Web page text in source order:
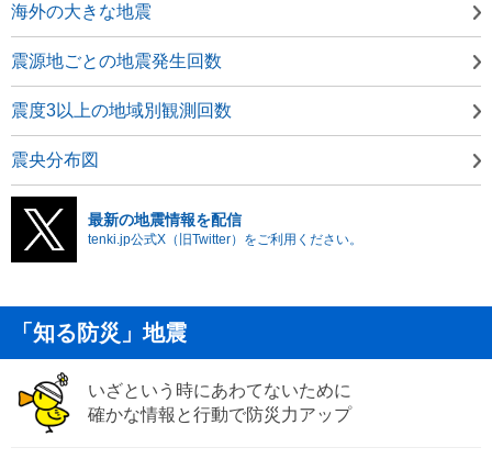
海外の大きな地震
震源地ごとの地震発生回数
震度3以上の地域別観測回数
震央分布図
最新の地震情報を配信
tenki.jp公式X（旧Twitter）をご利用ください。
「知る防災」地震
いざという時にあわてないために
確かな情報と行動で防災力アップ